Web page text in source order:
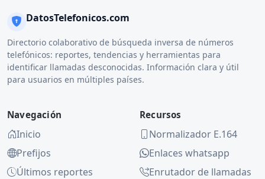
DatosTelefonicos.com
Directorio colaborativo de búsqueda inversa de números
telefónicos: reportes, tendencias y herramientas para
identificar llamadas desconocidas. Información clara y útil
para usuarios en múltiples países.
Navegación
Inicio
Prefijos
Últimos reportes
Recursos
Normalizador E.164
Enlaces whatsapp
Enrutador de llamadas